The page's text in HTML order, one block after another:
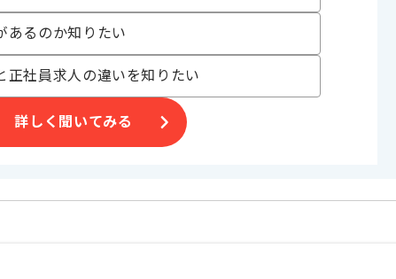
あるのか知りたい
正社員求人の違いを知りたい
詳しく聞いてみる